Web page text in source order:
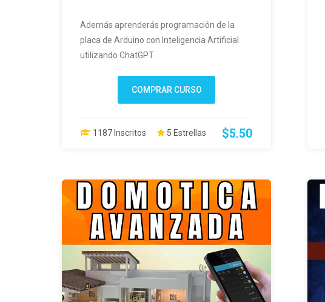
Además aprenderás programación de la
placa de Arduino con Inteligencia Artificial
utilizando ChatGPT.
COMPRAR CURSO
1187 Inscritos 5 Estrellas $5.50